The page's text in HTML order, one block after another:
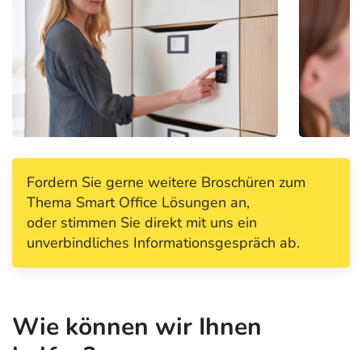
Fordern Sie gerne weitere Broschüren zum
Thema Smart Office Lösungen an,
oder stimmen Sie direkt mit uns ein
unverbindliches Informationsgespräch ab.
Wie können wir Ihnen